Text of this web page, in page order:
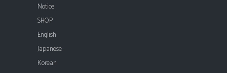
Notice
SHOP
English
Japanese
Korean